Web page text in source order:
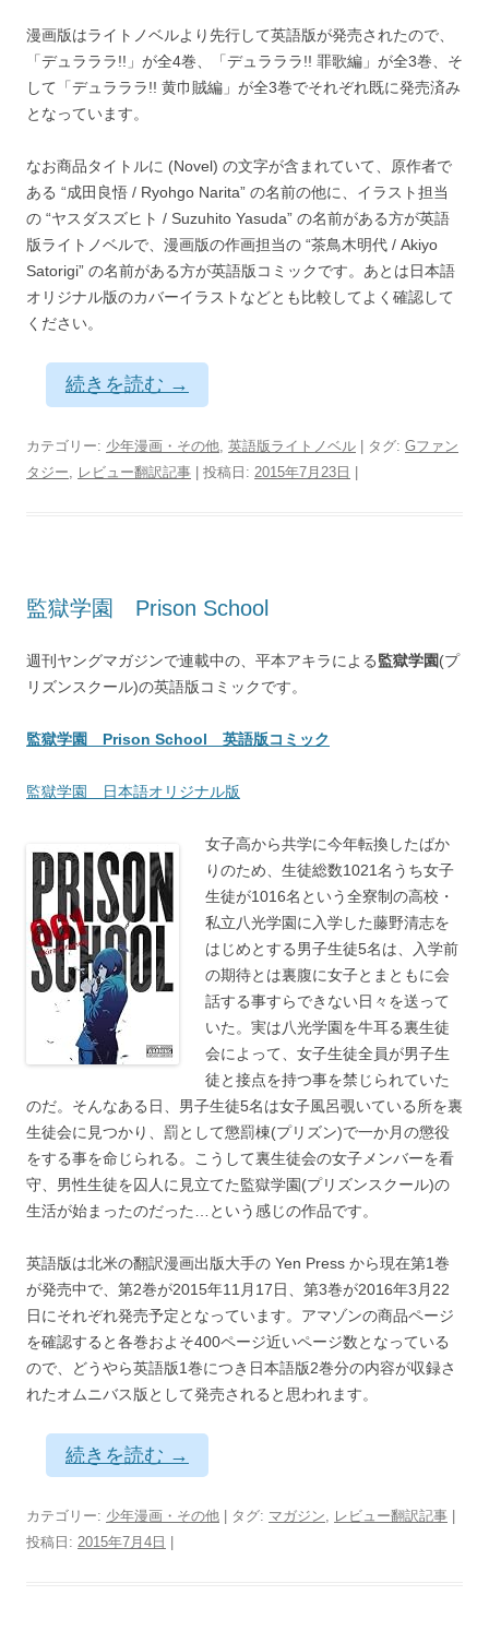
漫画版はライトノベルより先行して英語版が発売されたので、
「デュラララ!!」が全4巻、「デュラララ!! 罪歌編」が全3巻、そ
して「デュラララ!! 黄巾賊編」が全3巻でそれぞれ既に発売済み
となっています。
なお商品タイトルに (Novel) の文字が含まれていて、原作者で
ある “成田良悟 / Ryohgo Narita” の名前の他に、イラスト担当
の “ヤスダスズヒト / Suzuhito Yasuda” の名前がある方が英語
版ライトノベルで、漫画版の作画担当の “茶鳥木明代 / Akiyo
Satorigi” の名前がある方が英語版コミックです。あとは日本語
オリジナル版のカバーイラストなどとも比較してよく確認して
ください。
続きを読む →
カテゴリー: 少年漫画・その他 英語版ライトノベル | タグ: Gファン
タジー
レビュー翻訳記事 | 投稿日: 2015年7月23日 |
監獄学園 Prison School
週刊ヤングマガジンで連載中の、平本アキラによる監獄学園(プ
リズンスクール)の英語版コミックです。
監獄学園 Prison School 英語版コミック
監獄学園 日本語オリジナル版
女子高から共学に今年転換したばか
りのため、生徒総数1021名うち女子
生徒が1016名という全寮制の高校・
私立八光学園に入学した藤野清志を
はじめとする男子生徒5名は、入学前
の期待とは裏腹に女子とまともに会
話する事すらできない日々を送って
いた。実は八光学園を牛耳る裏生徒
会によって、女子生徒全員が男子生
徒と接点を持つ事を禁じられていた
のだ。そんなある日、男子生徒5名は女子風呂覗いている所を裏
生徒会に見つかり、罰として懲罰棟(プリズン)で一か月の懲役
をする事を命じられる。こうして裏生徒会の女子メンバーを看
守、男性生徒を囚人に見立てた監獄学園(プリズンスクール)の
生活が始まったのだった…という感じの作品です。
英語版は北米の翻訳漫画出版大手の Yen Press から現在第1巻
が発売中で、第2巻が2015年11月17日、第3巻が2016年3月22
日にそれぞれ発売予定となっています。アマゾンの商品ページ
を確認すると各巻およそ400ページ近いページ数となっている
ので、どうやら英語版1巻につき日本語版2巻分の内容が収録さ
れたオムニバス版として発売されると思われます。
続きを読む →
カテゴリー: 少年漫画・その他 | タグ: マガジン, レビュー翻訳記事
投稿日: 2015年7月4日